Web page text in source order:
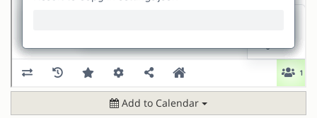
Add to Calendar